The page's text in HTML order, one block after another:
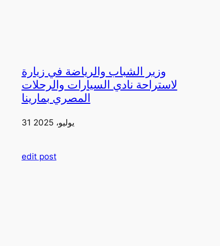
وزير الشباب والرياضة في زيارة
لاستراحة نادي السيارات والرحلات
المصري بمارينا
31 يوليو، 2025
edit post